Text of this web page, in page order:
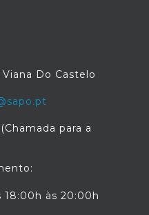
Do Castelo
para a
18:00h às 20:00h